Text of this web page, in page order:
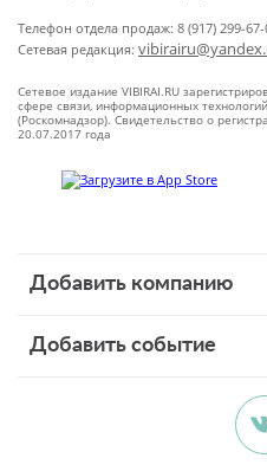
Телефон отдела продаж: 8 (917) 299-67-
Сетевая редакция:
Сетевое издание VIBIRAI.RU
сфере связи, информационных
(Роскомнадзор). Свидетельство о
20.07.2017 года
Добавить компанию
Добавить событие